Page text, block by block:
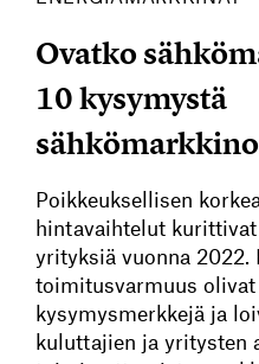
Ovatko
10 kysymystä
Poikkeuksellisen
hintavaihtelut
yrityksiä vuonna 2022.
toimitusvarmuus
kysymysmerkkejä ja
kuluttajien ja yritysten